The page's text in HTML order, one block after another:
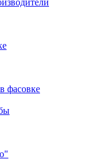
фасовке